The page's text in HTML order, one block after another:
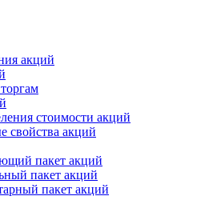
акций
стоимости акций
свойства акций
пакет акций
пакет акций
пакет акций